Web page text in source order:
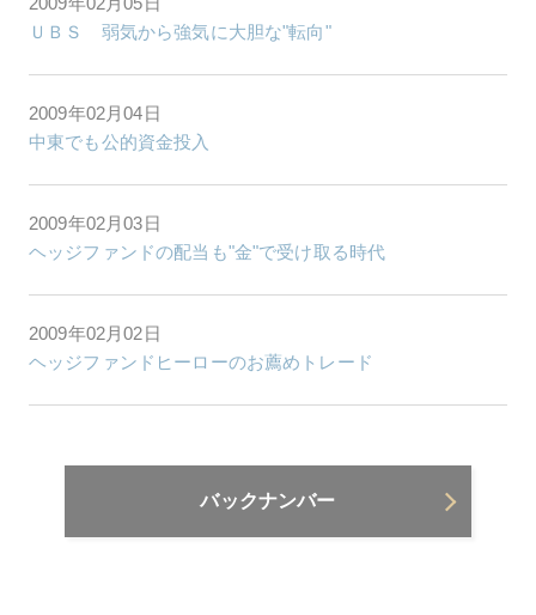
ＵＢＳ 弱気から強気に大胆な"転向"
2009年02月04日
中東でも公的資金投入
2009年02月03日
ヘッジファンドの配当も"金"で受け取る時代
2009年02月02日
ヘッジファンドヒーローのお薦めトレード
バックナンバー